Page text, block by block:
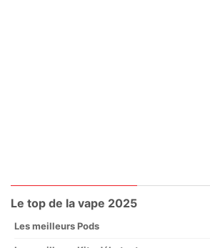
Le top de la vape 2025
Les meilleurs Pods